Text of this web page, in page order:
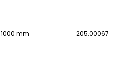
1000 mm 205.00067